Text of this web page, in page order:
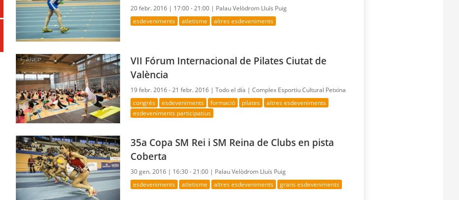
20 febr. 2016 | 17:00 - 21:00 | Palau Velòdrom Lluís Puig
esdeveniments atletisme altres esdeveniments
VII Fórum Internacional de Pilates Ciutat de
València
19 febr. 2016 - 21 febr. 2016 |Todo el día |Complex Esportiu Cultural Petxina
congrés esdeveniments formació pilates
altres esdeveniments
esdeveniments participatius
35a Copa SM Rei i SM Reina de Clubs en pista
Coberta
30 gen. 2016 | 16:30 - 21:00 | Palau Velòdrom Lluís Puig
esdeveniments atletisme altres esdeveniments grans esdeveniments